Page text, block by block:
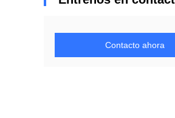
Contacto ahora